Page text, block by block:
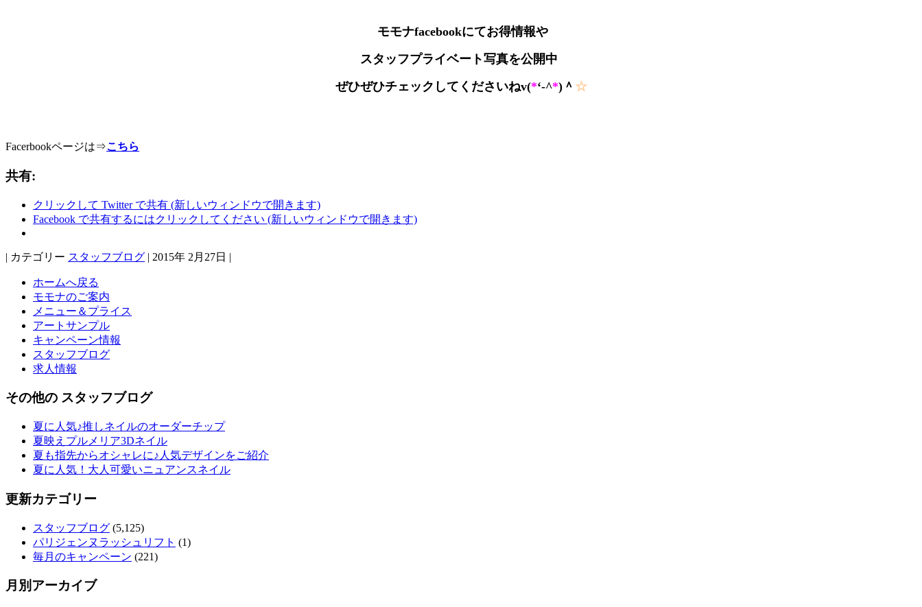
モモナfacebookにてお得情報や
スタッフプライベート写真を公開中
ぜひぜひチェックしてくださいねv(*‘-^*)＾ ☆
Facerbookページは⇒こちら
共有:
クリックして Twitter で共有 (新しいウィンドウで開きます)
Facebook で共有するにはクリックしてください (新しいウィンドウで開きます)
| カテゴリー スタッフブログ | 2015年 2月27日 |
ホームへ戻る
モモナのご案内
メニュー＆プライス
アートサンプル
キャンペーン情報
スタッフブログ
求人情報
その他の スタッフブログ
夏に人気♪推しネイルのオーダーチップ
夏映えプルメリア3Dネイル
夏も指先からオシャレに♪人気デザインをご紹介
夏に人気！大人可愛いニュアンスネイル
更新カテゴリー
スタッフブログ (5,125)
パリジェンヌラッシュリフト (1)
毎月のキャンペーン (221)
月別アーカイブ